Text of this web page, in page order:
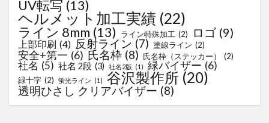
UV転写 (13)
ヘルメット加工実績 (22)
ライン 8mm (13) ライン特殊加工 (2) ロゴ (9)
上部印刷 (4) 反射ライン (7) 塗線ライン (2)
安全+第一 (6) 氏名枠 (8) 氏名枠（ステッカー） (2)
社名 (5) 社名 2段 (3) 社名2版 (1) 緑バイザー (6)
緑十字 (2) 蛍光ライン (1) 谷沢製作所 (20)
透明ひさし クリアバイザー (8)